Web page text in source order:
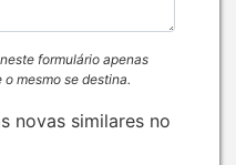
formulário apenas
mesmo se destina.
novas similares no